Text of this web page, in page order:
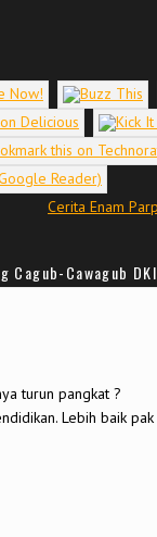
Cerita Enam
Cagub-Cawagub
turun pangkat ?
Lebih baik